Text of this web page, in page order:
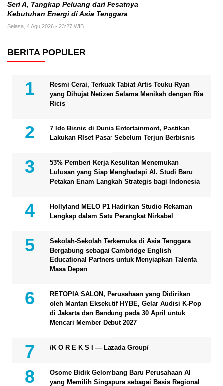
Seri A, Tangkap Peluang dari Pesatnya
Kebutuhan Energi di Asia Tenggara
Selasa, 4 Agu 2026 - 23:27 WIB
BERITA POPULER
Resmi Cerai, Terkuak Tabiat Artis Teuku Ryan
yang Dihujat Netizen Selama Menikah dengan Ria
Ricis
7 Ide Bisnis di Dunia Entertainment, Pastikan
Lakukan RIset Pasar Sebelum Terjun Berbisnis
53% Pemberi Kerja Kesulitan Menemukan
Lulusan yang Siap Menghadapi AI. Studi Baru
Petakan Enam Langkah Strategis bagi Indonesia
Hollyland MELO P1 Hadirkan Studio Rekaman
Lengkap dalam Satu Perangkat Nirkabel
Sekolah-Sekolah Terkemuka di Asia Tenggara
Bergabung sebagai Cambridge English
Educational Partners untuk Menyiapkan Talenta
Masa Depan
RETOPIA SALON, Perusahaan yang Didirikan
oleh Mantan Eksekutif HYBE, Gelar Audisi K-Pop
di Jakarta dan Bandung pada 30 April untuk
Mencari Member Debut 2027
/K O R E K S I — Lazada Group/
Osome Bidik Gelombang Baru Perusahaan AI
yang Memilih Singapura sebagai Basis Regional